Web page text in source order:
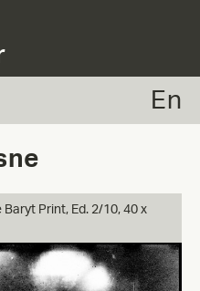
En
Print, Ed. 2/10, 40 x